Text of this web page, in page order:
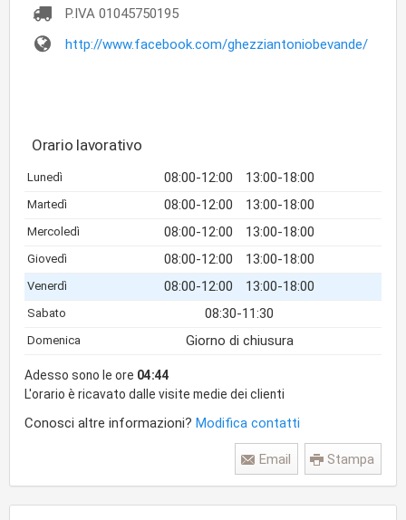
P.IVA 01045750195
http://www.facebook.com/ghezziantoniobevande/
Orario lavorativo
Lunedì 08:00-12:00 13:00-18:00
Martedì 08:00-12:00 13:00-18:00
Mercoledì 08:00-12:00 13:00-18:00
Giovedì 08:00-12:00 13:00-18:00
Venerdì 08:00-12:00 13:00-18:00
Sabato 08:30-11:30
Domenica Giorno di chiusura
Adesso sono le ore 04:44
L'orario è ricavato dalle visite medie dei clienti
Conosci altre informazioni? Modifica contatti
Stampa
Email